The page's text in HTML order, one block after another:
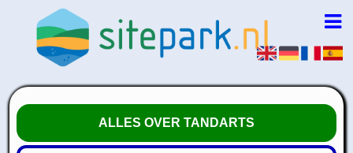
ALLES OVER TANDARTS